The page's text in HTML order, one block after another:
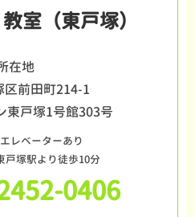
室（東戸塚）
在地
区前田町214-1
東戸塚1号館303号
レベーターあり
塚駅より徒歩10分
0406